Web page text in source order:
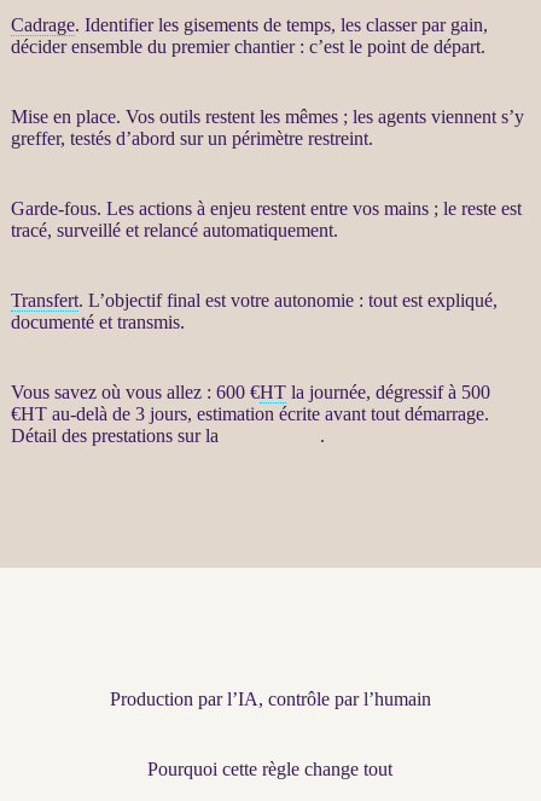
Cadrage. Identifier les gisements de temps, les classer par gain,
décider ensemble du premier chantier : c’est le point de départ.
Mise en place. Vos outils restent les mêmes ; les agentsviennent s’y
greffer, testés d’abord sur un périmètre restreint.
Garde-fous. Les actions à enjeu restent entre vos mains ; le reste est
tracé, surveillé et relancé automatiquement.
Transfert. L’objectif final est votre autonomie : tout est expliqué,
documenté et transmis.
Vous savez où vous allez : 600 €HTla journée, dégressif à 500
€HTau-delà de 3 jours, estimation écrite avant tout démarrage.
Détail des prestations sur la
.
Production par l’IA, contrôle par l’humain
Pourquoi cette règle change tout